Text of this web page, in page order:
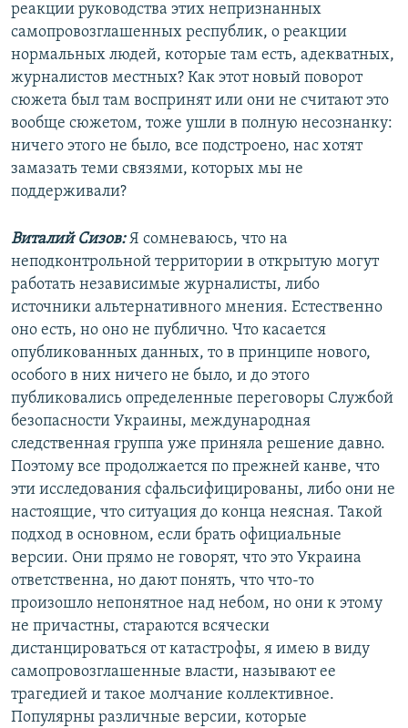
реакции руководства этих непризнанных
самопровозглашенных республик, о реакции
нормальных людей, которые там есть, адекватных,
журналистов местных? Как этот новый поворот
сюжета был там воспринят или они не считают это
вообще сюжетом, тоже ушли в полную несознанку:
ничего этого не было, все подстроено, нас хотят
замазать теми связями, которых мы не
поддерживали?
Виталий Сизов:Я сомневаюсь, что на
неподконтрольной территории в открытую могут
работать независимые журналисты, либо
источники альтернативного мнения. Естественно
оно есть, но оно не публично. Что касается
опубликованных данных, то в принципе нового,
особого в них ничего не было, и до этого
публиковались определенные переговоры Службой
безопасности Украины, международная
следственная группа уже приняла решение давно.
Поэтому все продолжается по прежней канве, что
эти исследования сфальсифицированы, либо они не
настоящие, что ситуация до конца неясная. Такой
подход в основном, если брать официальные
версии. Они прямо не говорят, что это Украина
ответственна, но дают понять, что что-то
произошло непонятное над небом, но они к этому
не причастны, стараются всячески
дистанцироваться от катастрофы, я имею в виду
самопровозглашенные власти, называют ее
трагедией и такое молчание коллективное.
Популярны различные версии, которые